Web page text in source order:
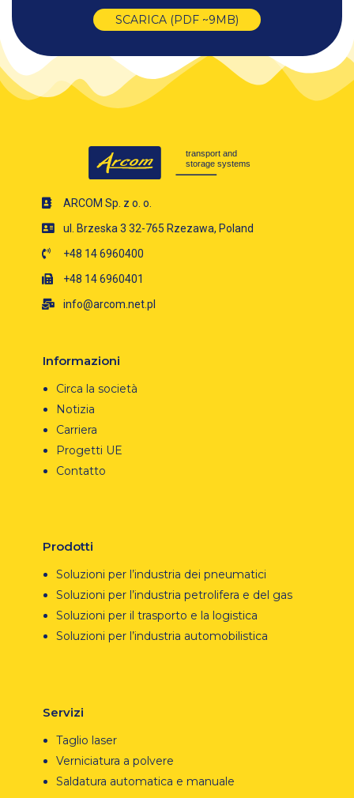
SCARICA (PDF ~9MB)
ARCOM Sp. z o. o.
ul. Brzeska 3 32-765 Rzezawa, Poland
+48 14 6960400
+48 14 6960401
info@arcom.net.pl
Informazioni
Circa la società
Notizia
Carriera
Progetti UE
Contatto
Prodotti
Soluzioni per l’industria dei pneumatici
Soluzioni per l’industria petrolifera e del gas
Soluzioni per il trasporto e la logistica
Soluzioni per l’industria automobilistica
Servizi
Taglio laser
Verniciatura a polvere
Saldatura automatica e manuale